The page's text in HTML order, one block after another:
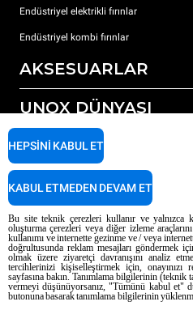
Endüstriyel elektrikli fırınlar
Endüstriyel kombi fırınlar
AKSESUARLAR
Tüm aksesuarlar
Otomatik yıkama için deterjanlar
Elle yıkama için deterjanlar
Reçine filtrelerle su arıtma
UNOX DÜNYASI
Dünyadaki ofislerimizx
DESTEK
Unox garanti
Servis Bulucu
Telif Hakkı 2026 UNOX SpA Tüm
04230750285 - REA Padova 372835 -
/ CF 04230750285 - IT WEEE
AI Content Disclaimer
Bu site teknik çerezleri kullanır ve yalnızca
oluşturma çerezleri veya diğer izleme
kullanımı ve internette gezinme ve / veya
doğrultusunda reklam mesajları göndermek
olmak üzere ziyaretçi davranışını analiz
tercihlerinizi kişiselleştirmek için, onayınızı
sayfasına bakın. Tanımlama bilgilerinin
vermeyi düşünüyorsanız, "Tümünü kabul et"
butonuna basarak tanımlama bilgilerinin
HEPSINI KABUL ET
KABUL ETMEDEN DEVAM ET